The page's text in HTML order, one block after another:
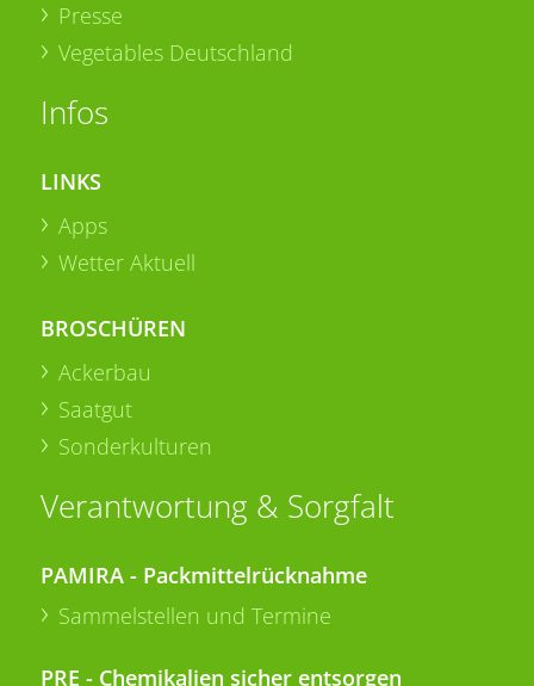
Presse
Vegetables Deutschland
Infos
LINKS
Apps
Wetter Aktuell
BROSCHÜREN
Ackerbau
Saatgut
Sonderkulturen
Verantwortung & Sorgfalt
PAMIRA - Packmittelrücknahme
Sammelstellen und Termine
PRE - Chemikalien sicher entsorgen